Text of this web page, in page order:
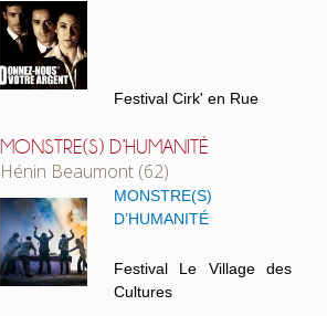
Festival Cirk' en Rue
MONSTRE(S) D’HUMANITÉ
Hénin Beaumont (62)
MONSTRE(S)
D’HUMANITÉ
Festival Le Village des
Cultures